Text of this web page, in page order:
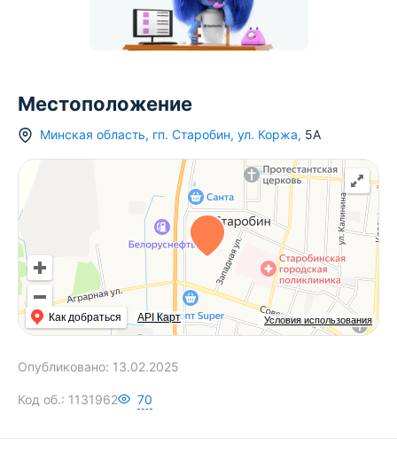
Местоположение
Минская область, гп. Старобин, ул. Коржа, 5А
Условия использования
Как добраться API Карт
Опубликовано: 13.02.2025
Код об.: 1131962 70